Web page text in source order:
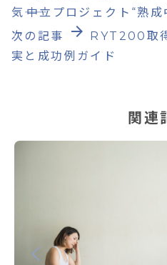
気――中立プロジェクト“熟成
次の記事
arrow_forward RYT200取
実と成功例ガイド
関連